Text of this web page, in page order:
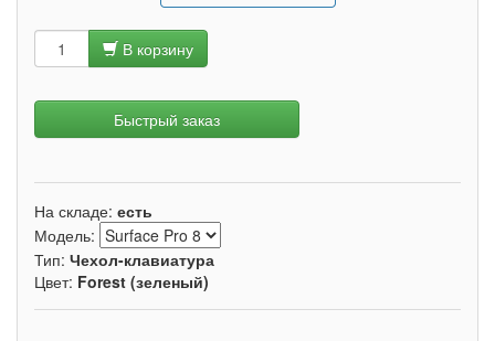
В корзину
Быстрый заказ
На складе: есть
Модель:
Тип: Чехол-клавиатура
Цвет: Forest (зеленый)